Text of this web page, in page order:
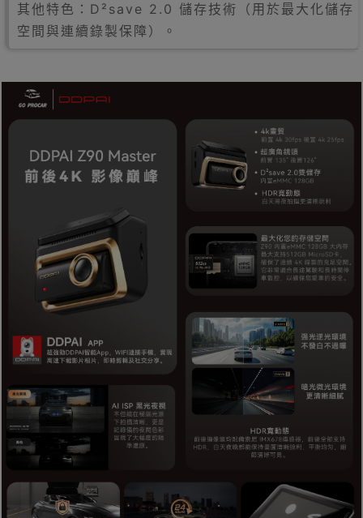
其他特色：D²save 2.0 儲存技術（用於最大化儲存
空間與連續錄製保障）。